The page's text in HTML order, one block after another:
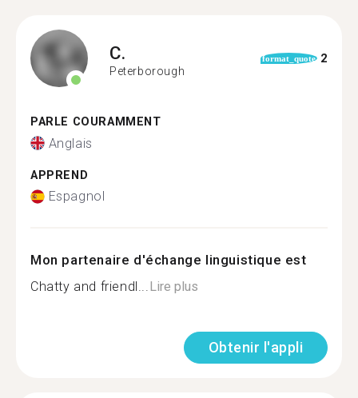
C.
Peterborough
format_quote 2
PARLE COURAMMENT
Anglais
APPREND
Espagnol
Mon partenaire d'échange linguistique est
Chatty and friendl...Lire plus
Obtenir l'appli